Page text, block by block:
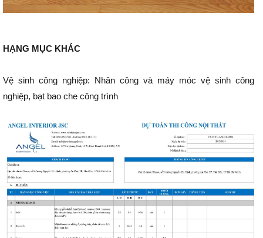
HẠNG MỤC KHÁC
Vệ sinh công nghiệp: Nhân công và máy móc vệ sinh công
nghiệp, bạt bao che công trình